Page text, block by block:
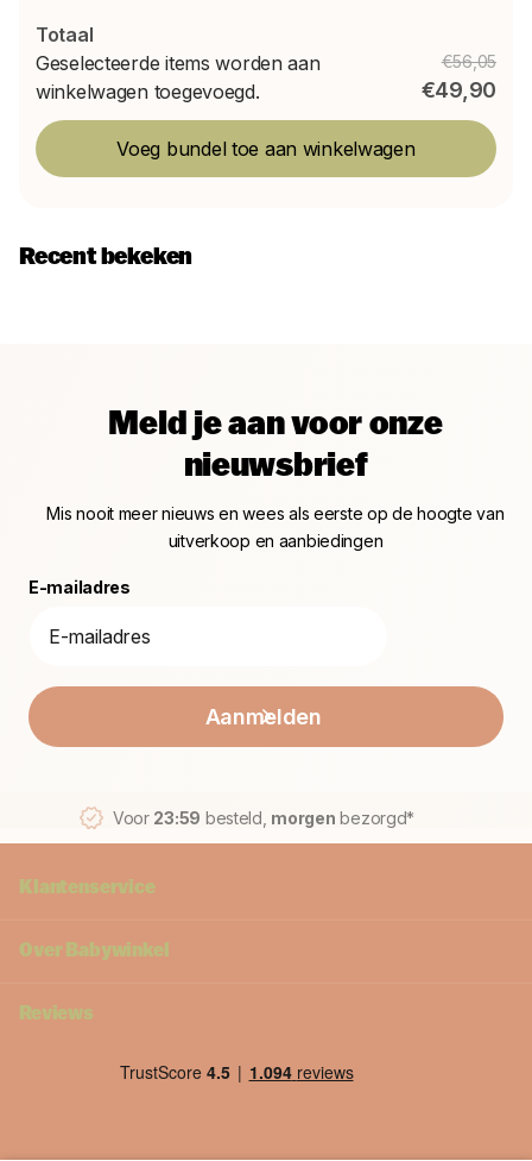
Totaal
Geselecteerde items worden aan
winkelwagen toegevoegd.
€56,05
€49,90
Voeg bundel toe aan winkelwagen
Recent bekeken
Meld je aan voor onze
nieuwsbrief
Mis nooit meer nieuws en wees als eerste op de hoogte van
uitverkoop en aanbiedingen
E-mailadres
Aanmelden
Voor 23:59 besteld, morgen bezorgd*
Klantenservice
Over Babywinkel
Reviews